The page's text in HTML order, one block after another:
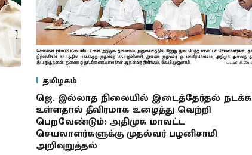
தமிழகம்
ஜெ. இல்லாத நிலையில் இடைத்தேர்தல் நடக்க
உள்ளதால் தீவிரமாக உழைத்து வெற்றி
பெறவேண்டும்: அதிமுக மாவட்ட
செயலாளர்களுக்கு முதல்வர் பழனிசாமி
அறிவுறுத்தல்